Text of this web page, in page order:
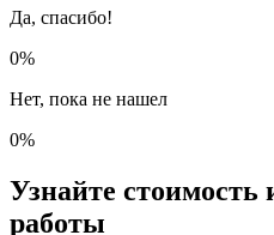
Да, спасибо!
0%
Нет, пока не нашел
0%
Узнайте стоимость
работы